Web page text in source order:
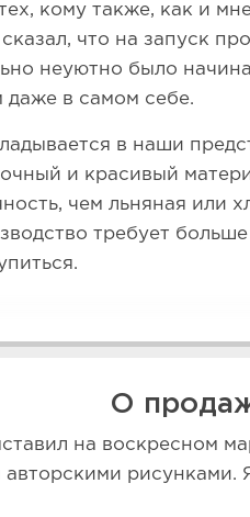
кому также, как и
что на запуск
неуютно было
даже в самом себе.
в наши
и красивый
чем льняная или
требует
О
на воскресном
рисунками.